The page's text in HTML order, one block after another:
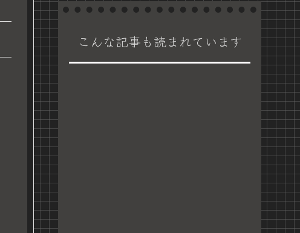
こんな記事も読まれています